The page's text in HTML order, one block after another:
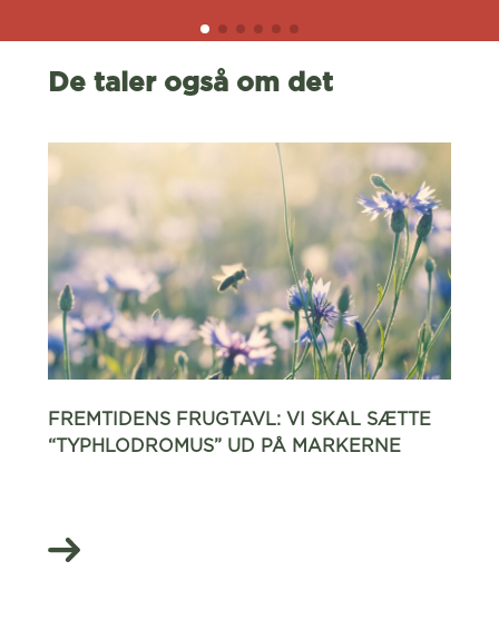
De taler også om det
FREMTIDENS FRUGTAVL: VI SKAL SÆTTE
“TYPHLODROMUS” UD PÅ MARKERNE